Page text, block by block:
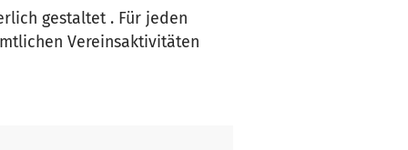
gestaltet . Für jeden
Vereinsaktivitäten